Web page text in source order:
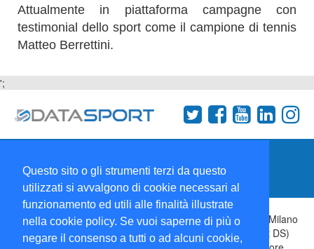
Questo sito o gli strumenti terzi da questo
utilizzati si avvalgono di cookie necessari al
funzionamento ed utili alle finalità illustrate
nella cookie policy. Se vuoi saperne di più o
negare il consenso a tutti o ad alcuni cookie,
Attualmente in piattaforma campagne con
testimonial dello sport come il campione di tennis
Matteo Berrettini.
';
Collabora con noi
Copyright 1995-2026 © Wise Srl Via Palmanova 8 20132 Milano
Italia - P. IVA 09072090963 | ISSN: 2499-2925 (DataSport DS)